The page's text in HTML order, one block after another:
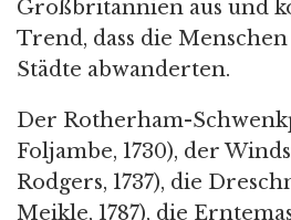
Großbritannien aus und
Trend, dass die
Städte abwanderten.
Der Rotherham-
Foljambe, 1730), der
Rodgers, 1737), die
Meikle, 1787), die